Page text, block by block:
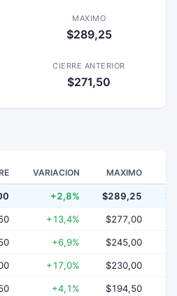
MAXIMO
$289,25
CIERRE ANTERIOR
$271,50
VARIACION MAXIMO
+2,8% $289,25
+13,4% $277,00
+6,9% $245,00
+17,0% $230,00
+4,1% $194,50